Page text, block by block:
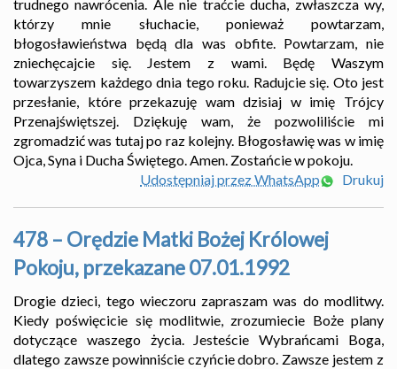
trudnego nawrócenia. Ale nie traćcie ducha, zwłaszcza wy,
którzy mnie słuchacie, ponieważ powtarzam,
błogosławieństwa będą dla was obfite. Powtarzam, nie
zniechęcajcie się. Jestem z wami. Będę Waszym
towarzyszem każdego dnia tego roku. Radujcie się. Oto jest
przesłanie, które przekazuję wam dzisiaj w imię Trójcy
Przenajświętszej. Dziękuję wam, że pozwoliliście mi
zgromadzić was tutaj po raz kolejny. Błogosławię was w imię
Ojca, Syna i Ducha Świętego. Amen. Zostańcie w pokoju.
Udostępniaj przez WhatsApp
Drukuj
478 – Orędzie Matki Bożej Królowej
Pokoju, przekazane 07.01.1992
Drogie dzieci, tego wieczoru zapraszam was do modlitwy.
Kiedy poświęcicie się modlitwie, zrozumiecie Boże plany
dotyczące waszego życia. Jesteście Wybrańcami Boga,
dlatego zawsze powinniście czyńcie dobro. Zawsze jestem z